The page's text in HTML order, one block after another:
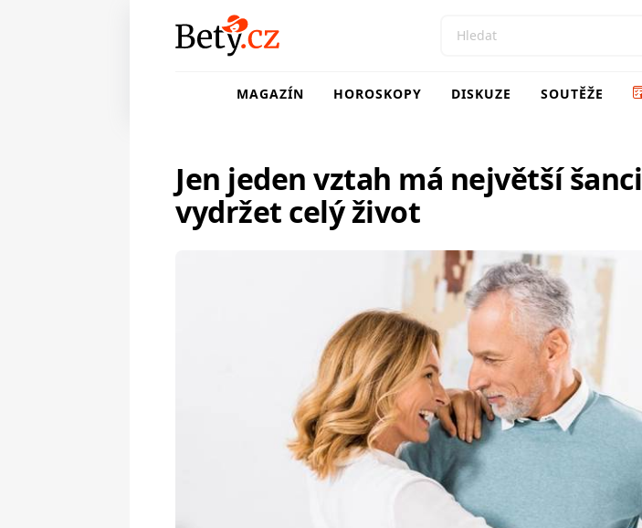
MAGAZÍN HOROSKOPY DISKUZE SOUTĚŽE
Jen jeden vztah má největší šanci
vydržet celý život